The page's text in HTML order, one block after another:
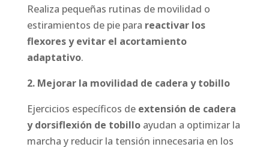
Realiza pequeñas rutinas de movilidad o
estiramientos de pie para reactivar los
flexores y evitar el acortamiento
adaptativo.
2. Mejorar la movilidad de cadera y tobillo
Ejercicios específicos de extensión de cadera
y dorsiflexión de tobilloayudan a optimizar la
marcha y reducir la tensión innecesaria en los